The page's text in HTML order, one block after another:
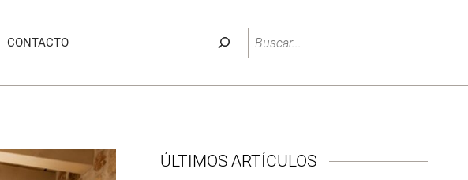
CONTACTO Buscar
ÚLTIMOS ARTÍCULOS